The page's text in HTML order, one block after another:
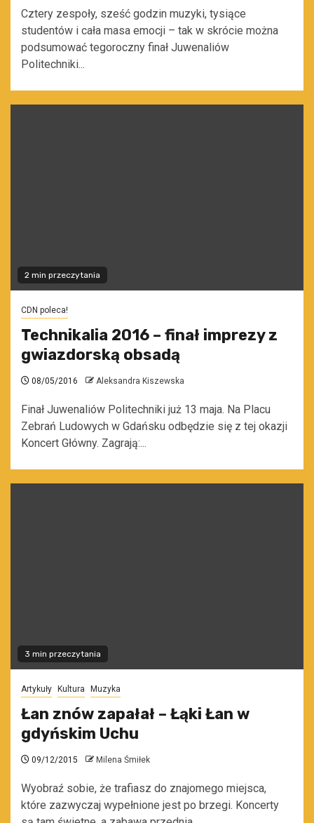
Cztery zespoły, sześć godzin muzyki, tysiące
studentów i cała masa emocji – tak w skrócie można
podsumować tegoroczny finał Juwenaliów
Politechniki...
2 min przeczytania
CDN poleca!
Technikalia 2016 – finał imprezy z
gwiazdorską obsadą
08/05/2016 Aleksandra Kiszewska
Finał Juwenaliów Politechniki już 13 maja. Na Placu
Zebrań Ludowych w Gdańsku odbędzie się z tej okazji
Koncert Główny. Zagrają:...
3 min przeczytania
Artykuły Kultura Muzyka
Łan znów zapałał – Łąki Łan w
gdyńskim Uchu
09/12/2015 Milena Śmiłek
Wyobraź sobie, że trafiasz do znajomego miejsca,
które zazwyczaj wypełnione jest po brzegi. Koncerty